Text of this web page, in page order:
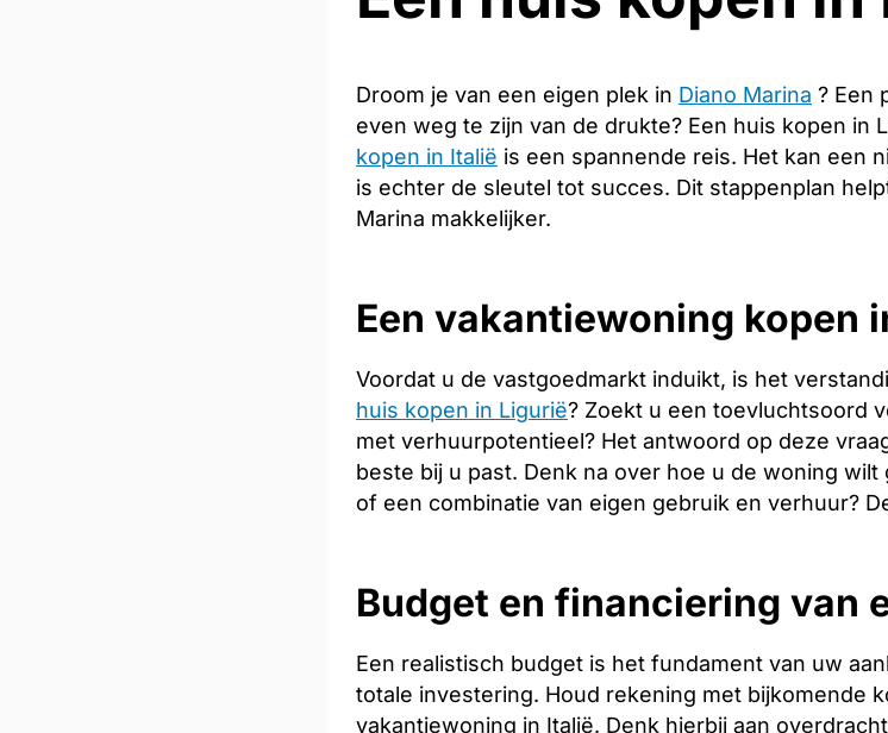
Droom je van een eigen plek in Diano Marina ? Een
even weg te zijn van de drukte? Een huis kopen in
kopen in Italië is een spannende reis. Het kan een
is echter de sleutel tot succes. Dit stappenplan
Marina makkelijker.
Een vakantiewoning kopen
Voordat u de vastgoedmarkt induikt, is het
huis kopen in Ligurië? Zoekt u een toevluchtsoord
met verhuurpotentieel? Het antwoord op deze
beste bij u past. Denk na over hoe u de woning
of een combinatie van eigen gebruik en verhuur?
Budget en financiering van
Een realistisch budget is het fundament van uw
totale investering. Houd rekening met bijkomende
vakantiewoning in Italië. Denk hierbij aan